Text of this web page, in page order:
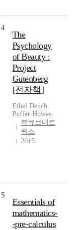
4
The
Psychology
of Beauty :
Project
Gutenberg
[전자책]
Ethel Dench
Puffer Howes
북큐브네트
웍스
2015
5
Essentials of
mathematics-
-pre-calculus